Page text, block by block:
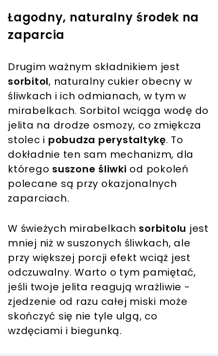
Łagodny, naturalny środek na
zaparcia
Drugim ważnym składnikiem jest
sorbitol, naturalny cukier obecny w
śliwkach i ich odmianach, w tym w
mirabelkach. Sorbitol wciąga wodę do
jelita na drodze osmozy, co zmiękcza
stolec i pobudza perystaltykę. To
dokładnie ten sam mechanizm, dla
którego suszone śliwki od pokoleń
polecane są przy okazjonalnych
zaparciach.
W świeżych mirabelkach sorbitolu jest
mniej niż w suszonych śliwkach, ale
przy większej porcji efekt wciąż jest
odczuwalny. Warto o tym pamiętać,
jeśli twoje jelita reagują wrażliwie -
zjedzenie od razu całej miski może
skończyć się nie tyle ulgą, co
wzdęciami i biegunką.